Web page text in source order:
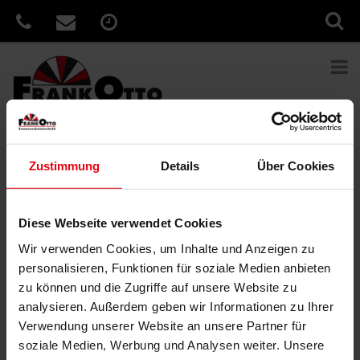
Zustimmung Details Über Cookies
Diese Webseite verwendet Cookies
Wir verwenden Cookies, um Inhalte und Anzeigen zu
personalisieren, Funktionen für soziale Medien anbieten
zu können und die Zugriffe auf unsere Website zu
analysieren. Außerdem geben wir Informationen zu Ihrer
Verwendung unserer Website an unsere Partner für
soziale Medien, Werbung und Analysen weiter. Unsere
Sie sind hier:Home »Sonnenschutz um die Ecke
gedacht!
Veröffentlicht
25. September 2017
Sonnenschutz um die Ecke gedacht!
WAREMA Fenster-Markisen mit ZIP-Führung verschatten große
Glasflächen und sind dabei ausgesprochen windstabil. Dabei
verhindert die Führung direkt in der Führungsschiene seitliche
Lichteinfälle. Ein weiteres Plus: Die äußerst filigrane und schmale
Führungsschiene ermöglicht eine optimale Integration des